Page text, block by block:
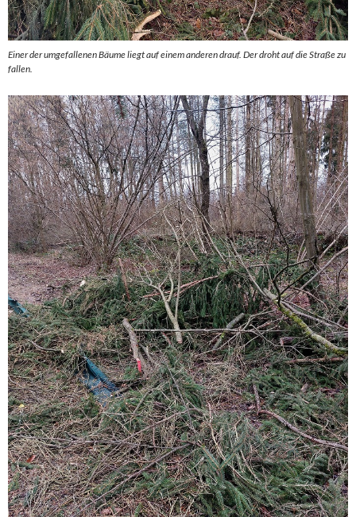
Einer der umgefallenen Bäume liegt auf einem anderen drauf. Der droht auf die Straße zu
fallen.